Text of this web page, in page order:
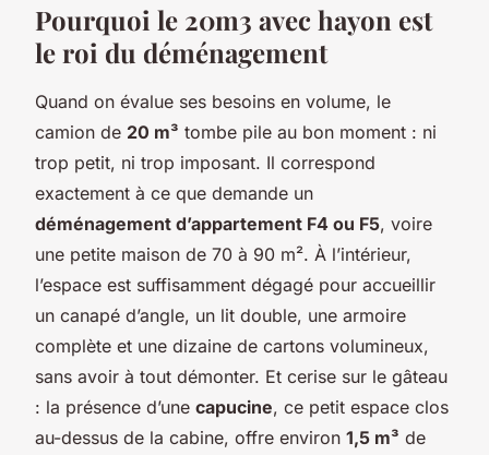
Pourquoi le 20m3 avec hayon est
le roi du déménagement
Quand on évalue ses besoins en volume, le
camion de 20 m³ tombe pile au bon moment : ni
trop petit, ni trop imposant. Il correspond
exactement à ce que demande un
déménagement d’appartement F4 ou F5, voire
une petite maison de 70 à 90 m². À l’intérieur,
l’espace est suffisamment dégagé pour accueillir
un canapé d’angle, un lit double, une armoire
complète et une dizaine de cartons volumineux,
sans avoir à tout démonter. Et cerise sur le gâteau
: la présence d’une capucine, ce petit espace clos
au-dessus de la cabine, offre environ 1,5 m³ de